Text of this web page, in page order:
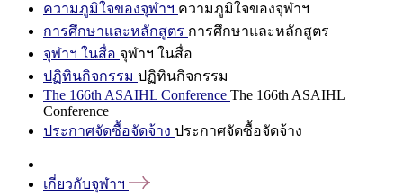
ความภูมิใจของจุฬาฯ ความภูมิใจของจุฬาฯ
การศึกษาและหลักสูตร การศึกษาและหลักสูตร
จุฬาฯ ในสื่อ จุฬาฯ ในสื่อ
ปฏิทินกิจกรรม ปฏิทินกิจกรรม
The 166th ASAIHL Conference The 166th ASAIHL
Conference
ประกาศจัดซื้อจัดจ้าง ประกาศจัดซื้อจัดจ้าง
เกี่ยวกับจุฬาฯ